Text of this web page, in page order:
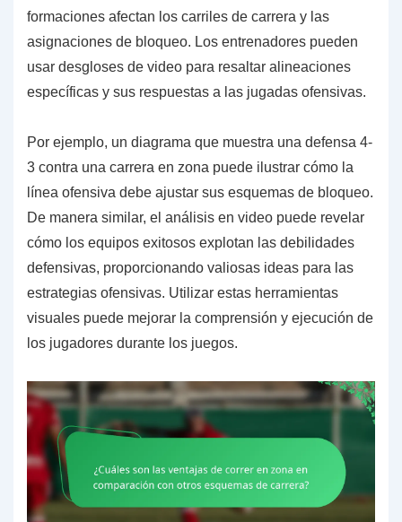
formaciones afectan los carriles de carrera y las
asignaciones de bloqueo. Los entrenadores pueden
usar desgloses de video para resaltar alineaciones
específicas y sus respuestas a las jugadas ofensivas.
Por ejemplo, un diagrama que muestra una defensa 4-
3 contra una carrera en zona puede ilustrar cómo la
línea ofensiva debe ajustar sus esquemas de bloqueo.
De manera similar, el análisis en video puede revelar
cómo los equipos exitosos explotan las debilidades
defensivas, proporcionando valiosas ideas para las
estrategias ofensivas. Utilizar estas herramientas
visuales puede mejorar la comprensión y ejecución de
los jugadores durante los juegos.